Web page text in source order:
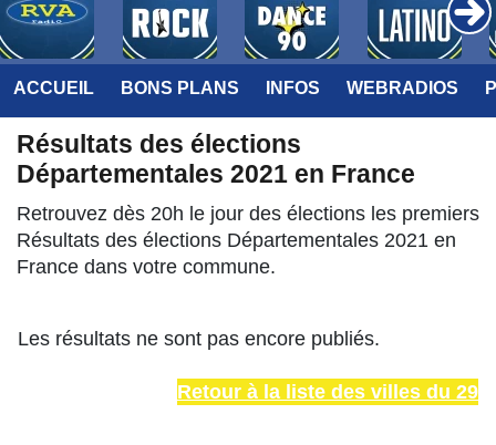
ACCUEIL BONS PLANS INFOS WEBRADIOS
Résultats des élections
Départementales 2021 en France
Retrouvez dès 20h le jour des élections les premiers
Résultats des élections Départementales 2021 en
France dans votre commune.
Les résultats ne sont pas encore publiés.
Retour à la liste des villes du 29